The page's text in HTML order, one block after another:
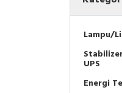
Lampu/
UPS
Energi